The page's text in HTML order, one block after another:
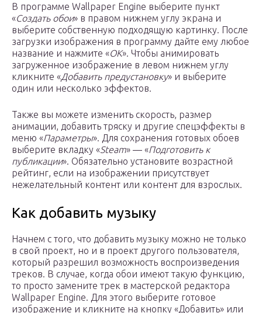
В программе Wallpaper Engine выберите пункт
«Создать обои» в правом нижнем углу экрана и
выберите собственную подходящую картинку. После
загрузки изображения в программу дайте ему любое
название и нажмите «ОК». Чтобы анимировать
загруженное изображение в левом нижнем углу
кликните «Добавить предустановку» и выберите
один или несколько эффектов.
Также вы можете изменить скорость, размер
анимации, добавить тряску и другие спецэффекты в
меню «Параметры». Для сохранения готовых обоев
выберите вкладку «Steam» — «Подготовить к
публикации». Обязательно установите возрастной
рейтинг, если на изображении присутствует
нежелательный контент или контент для взрослых.
Как добавить музыку
Начнем с того, что добавить музыку можно не только
в свой проект, но и в проект другого пользователя,
который разрешил возможность воспроизведения
треков. В случае, когда обои имеют такую функцию,
то просто замените трек в мастерской редактора
Wallpaper Engine. Для этого выберите готовое
изображение и кликните на кнопку «Добавить» или